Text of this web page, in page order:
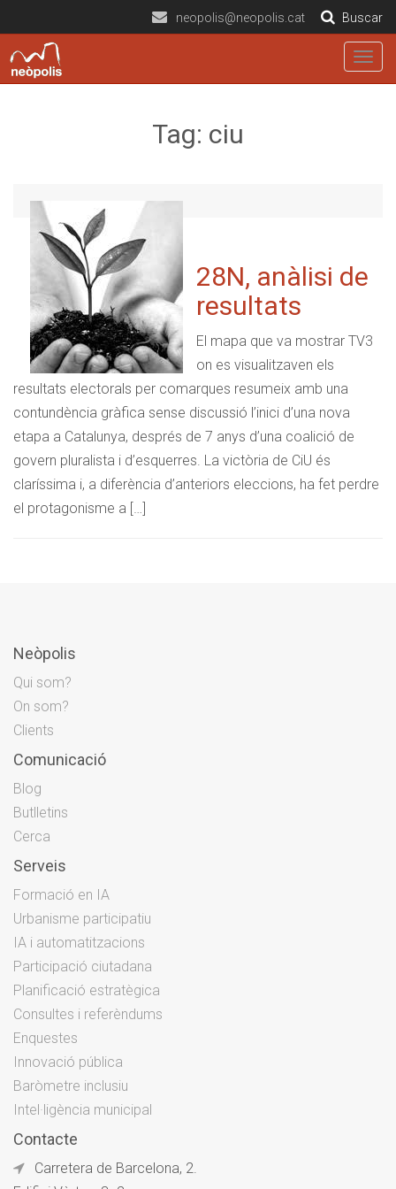
neopolis@neopolis.cat Buscar
Tag: ciu
28N, anàlisi de
resultats
El mapa que va mostrar TV3
on es visualitzaven els
resultats electorals per comarques resumeix amb una
contundència gràfica sense discussió l’inici d’una nova
etapa a Catalunya, després de 7 anys d’una coalició de
govern pluralista i d’esquerres. La victòria de CiU és
claríssima i, a diferència d’anteriors eleccions, ha fet perdre
el protagonisme a […]
Neòpolis
Qui som?
On som?
Clients
Comunicació
Blog
Butlletins
Cerca
Serveis
Formació en IA
Urbanisme participatiu
IA i automatitzacions
Participació ciutadana
Planificació estratègica
Consultes i referèndums
Enquestes
Innovació pública
Baròmetre inclusiu
Intel·ligència municipal
Contacte
Carretera de Barcelona, 2.